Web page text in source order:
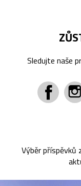
Sledujte naše
Výběr příspěvků